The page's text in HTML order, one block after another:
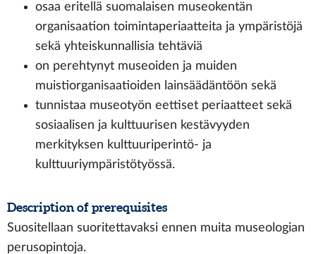
osaa eritellä suomalaisen museokentän
organisaation toimintaperiaatteita ja ympäristöjä
sekä yhteiskunnallisia tehtäviä
on perehtynyt museoiden ja muiden
muistiorganisaatioiden lainsäädäntöön sekä
tunnistaa museotyön eettiset periaatteet sekä
sosiaalisen ja kulttuurisen kestävyyden
merkityksen kulttuuriperintö- ja
kulttuuriympäristötyössä.
Description of prerequisites
Suositellaan suoritettavaksi ennen muita museologian
perusopintoja.